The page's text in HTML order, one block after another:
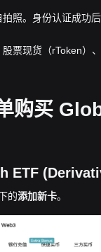
照。身份认证成功后
票现货（rToken）
购买
ETF
的添加新卡。